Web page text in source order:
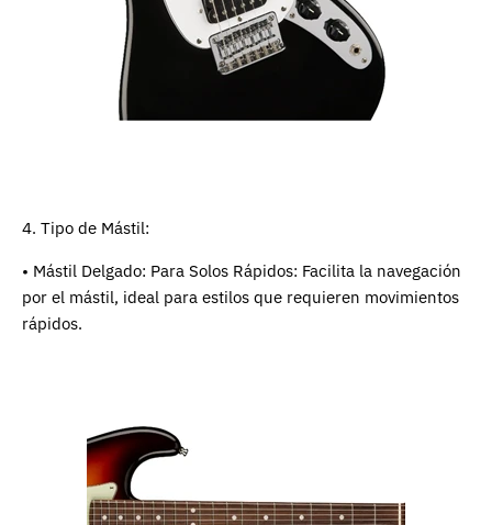
4. Tipo de Mástil:
• Mástil Delgado: Para Solos Rápidos: Facilita la navegación
por el mástil, ideal para estilos que requieren movimientos
rápidos.